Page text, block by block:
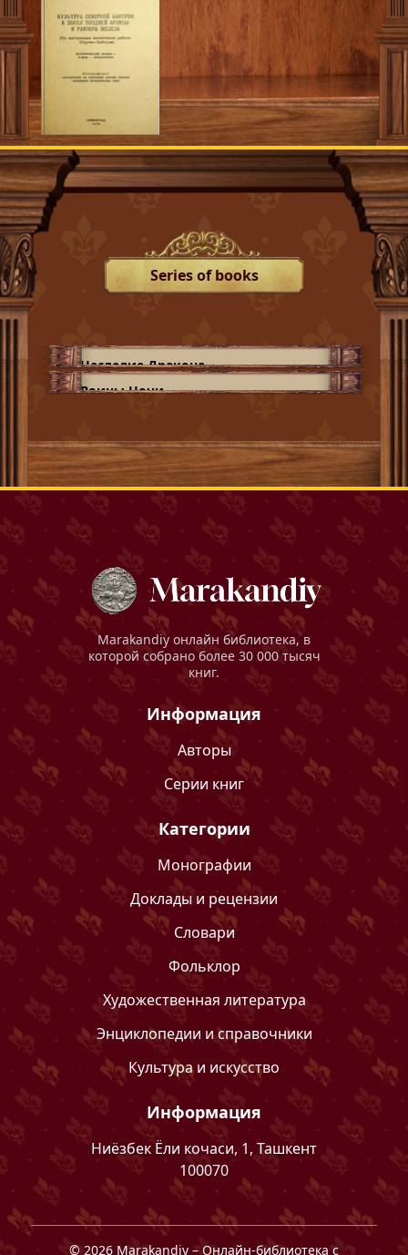
Series of books
Наследие Дракона
Воины Ночи
Marakandiy онлайн библиотека, в
которой собрано более 30 000 тысяч
книг.
Информация
Авторы
Серии книг
Категории
Монографии
Доклады и рецензии
Словари
Фольклор
Художественная литература
Энциклопедии и справочники
Культура и искусство
Информация
Ниёзбек Ёли кочаси, 1, Ташкент
100070
© 2026Marakandiy – Онлайн-библиотека с